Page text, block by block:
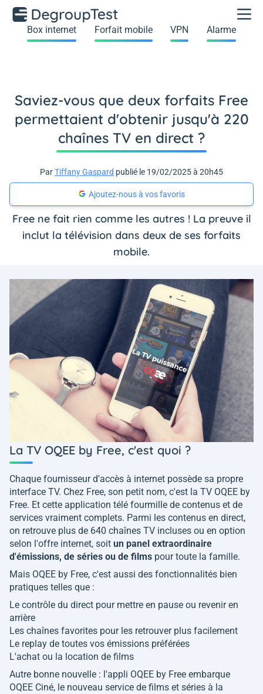
Box internet Forfait mobile VPN Alarme
Saviez-vous que deux forfaits Free
permettaient d'obtenir jusqu'à 220
chaînes TV en direct ?
ParTiffany Gaspard publié le 19/02/2025 à 20h45
Ajoutez-nous à vos favoris
Free ne fait rien comme les autres ! La preuve il
inclut la télévision dans deux de ses forfaits
mobile.
La TV OQEE by Free, c'est quoi ?
Chaque fournisseur d'accès à internet possède sa propre
interface TV. Chez Free, son petit nom, c'est la TV OQEE by
Free. Et cette application télé fourmille de contenus et de
services vraiment complets. Parmi les contenus en direct,
on retrouve plus de 640 chaînes TV incluses ou en option
selon l'offre internet, soit un panel extraordinaire
d'émissions, de séries ou de films pour toute la famille.
Mais OQEE by Free, c'est aussi des fonctionnalités bien
pratiques telles que :
Le contrôle du direct pour mettre en pause ou revenir en
arrière
Les chaînes favorites pour les retrouver plus facilement
Le replay de toutes vos émissions préférées
L'achat ou la location de films
Autre bonne nouvelle : l'appli OQEE by Free embarque
OQEE Ciné, le nouveau service de films et séries à la